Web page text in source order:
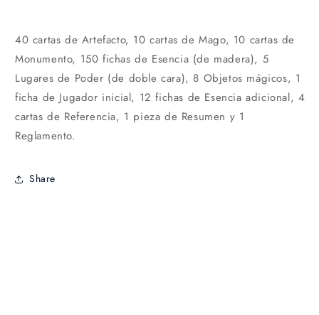
40 cartas de Artefacto, 10 cartas de Mago, 10 cartas de
Monumento, 150 fichas de Esencia (de madera), 5
Lugares de Poder (de doble cara), 8 Objetos mágicos, 1
ficha de Jugador inicial, 12 fichas de Esencia adicional, 4
cartas de Referencia, 1 pieza de Resumen y 1
Reglamento.
Share